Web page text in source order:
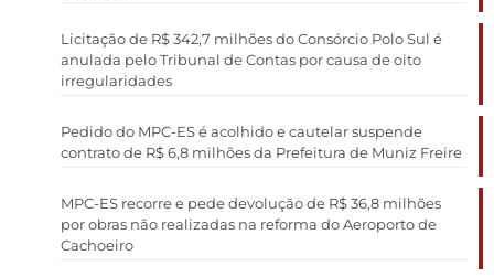
Licitação de R$ 342,7 milhões do Consórcio Polo Sul é
anulada pelo Tribunal de Contas por causa de oito
irregularidades
Pedido do MPC-ES é acolhido e cautelar suspende
contrato de R$ 6,8 milhões da Prefeitura de Muniz Freire
MPC-ES recorre e pede devolução de R$ 36,8 milhões
por obras não realizadas na reforma do Aeroporto de
Cachoeiro